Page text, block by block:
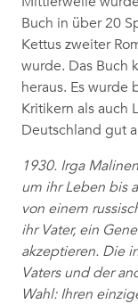
Buch in über 20
Kettus zweiter
wurde. Das Buch
heraus. Es wurde
Kritikern als auch
Deutschland gut
1930. Irga
um ihr Leben bis
von einem
ihr Vater, ein
akzeptieren. Die
Vaters und der
Wahl: Ihren